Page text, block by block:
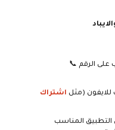
على الرقم 📞
(مثل اشتراك
المناسب